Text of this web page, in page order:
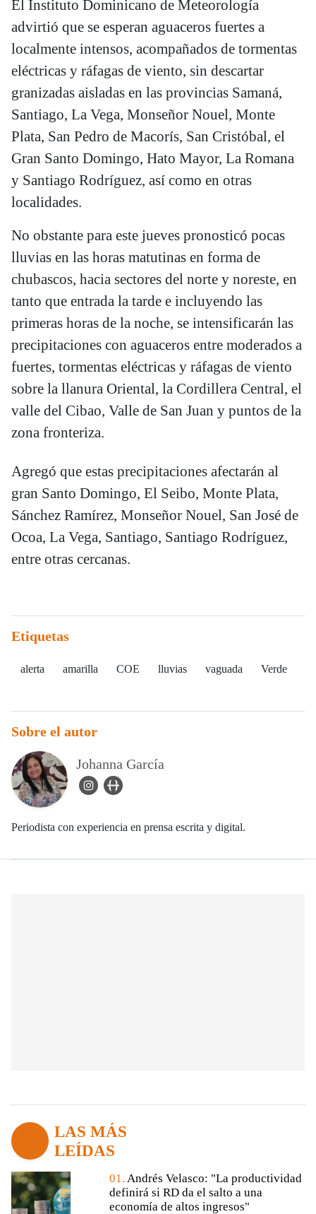
El Instituto Dominicano de Meteorología
advirtió que se esperan aguaceros fuertes a
localmente intensos, acompañados de tormentas
eléctricas y ráfagas de viento, sin descartar
granizadas aisladas en las provincias Samaná,
Santiago, La Vega, Monseñor Nouel, Monte
Plata, San Pedro de Macorís, San Cristóbal, el
Gran Santo Domingo, Hato Mayor, La Romana
y Santiago Rodríguez, así como en otras
localidades.
No obstante para este jueves pronosticó pocas
lluvias en las horas matutinas en forma de
chubascos, hacia sectores del norte y noreste, en
tanto que entrada la tarde e incluyendo las
primeras horas de la noche, se intensificarán las
precipitaciones con aguaceros entre moderados a
fuertes, tormentas eléctricas y ráfagas de viento
sobre la llanura Oriental, la Cordillera Central, el
valle del Cibao, Valle de San Juan y puntos de la
zona fronteriza.
Agregó que estas precipitaciones afectarán al
gran Santo Domingo, El Seibo, Monte Plata,
Sánchez Ramírez, Monseñor Nouel, San José de
Ocoa, La Vega, Santiago, Santiago Rodríguez,
entre otras cercanas.
Etiquetas
alerta amarilla COE lluvias vaguada Verde
Sobre el autor
Johanna García
instagram Icon
user_url Icon
Periodista con experiencia en prensa escrita y digital.
LAS MÁS
LEÍDAS
01. Andrés Velasco: "La productividad
definirá si RD da el salto a una
economía de altos ingresos"